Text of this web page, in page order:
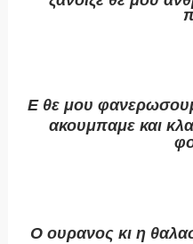
Ε θε μου
ακουμπαμε και
Ο ουρανος κι η